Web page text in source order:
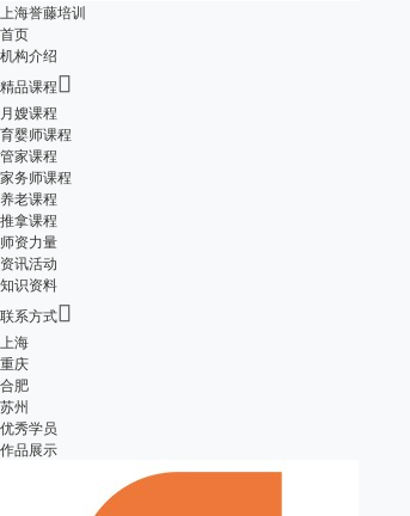
上海誉藤培训
首页
机构介绍
精品课程
月嫂课程
育婴师课程
管家课程
家务师课程
养老课程
推拿课程
师资力量
资讯活动
知识资料
联系方式
上海
重庆
合肥
苏州
优秀学员
作品展示